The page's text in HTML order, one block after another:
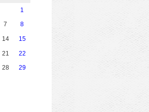
1
7 8
14 15
21
22
28
29